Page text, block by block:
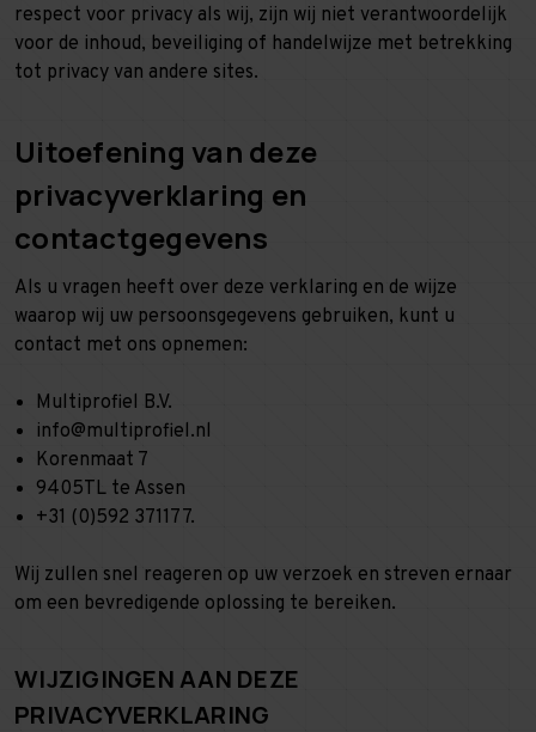
respect voor privacy als wij, zijn wij niet verantwoordelijk
voor de inhoud, beveiliging of handelwijze met betrekking
tot privacy van andere sites.
Uitoefening van deze
privacyverklaring en
contactgegevens
Als u vragen heeft over deze verklaring en de wijze
waarop wij uw persoonsgegevens gebruiken, kunt u
contact met ons opnemen:
Multiprofiel B.V.
info@multiprofiel.nl
Korenmaat 7
9405TL te Assen
+31 (0)592 371177.
Wij zullen snel reageren op uw verzoek en streven ernaar
om een bevredigende oplossing te bereiken.
WIJZIGINGEN AAN DEZE
PRIVACYVERKLARING